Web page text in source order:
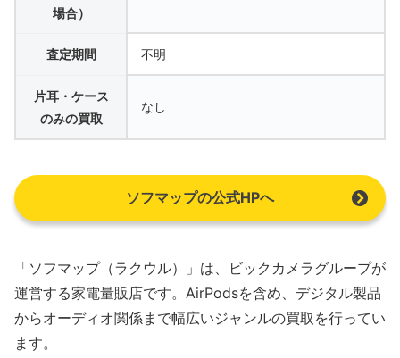
場合）
査定期間 不明
片耳・ケース
のみの買取
なし
ソフマップの公式HPへ
「ソフマップ（ラクウル）」は、ビックカメラグループが
運営する家電量販店です。AirPodsを含め、デジタル製品
からオーディオ関係まで幅広いジャンルの買取を行ってい
ます。